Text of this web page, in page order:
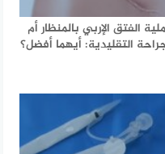
الفتق الإربي بالمنظار أم
التقليدية: أيهما أفضل؟